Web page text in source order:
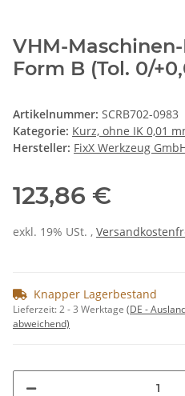
VHM-
Form B (Tol. 0/
Artikelnummer: SCRB702-0983
Kategorie: Kurz, ohne IK 0,01
Hersteller: FixX Werkzeug
123,86 €
exkl. 19% USt. ,
Knapper Lagerbestand
Lieferzeit:2 - 3 Werktage (DE -
abweichend)